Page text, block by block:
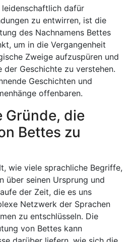
leidenschaftlich dafür
zu entwirren, ist die
des Nachnamens Bettes
um in die Vergangenheit
Zweige aufzuspüren und
der Geschichte zu verstehen.
Geschichten und
offenbaren.
Gründe, die
Bettes zu
wie viele sprachliche Begriffe,
über seinen Ursprung und
der Zeit, die es uns
Netzwerk der Sprachen
zu entschlüsseln. Die
von Bettes kann